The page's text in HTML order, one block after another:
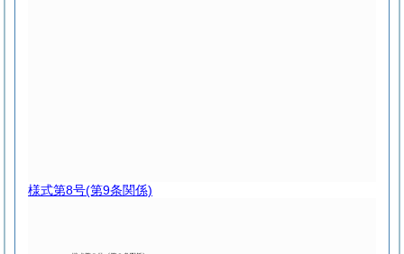
様式第8号(第9条関係)